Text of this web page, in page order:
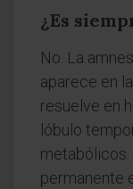
¿Es
No. La
aparece en
resuelve en
lóbulo
metabólicos.
permanente